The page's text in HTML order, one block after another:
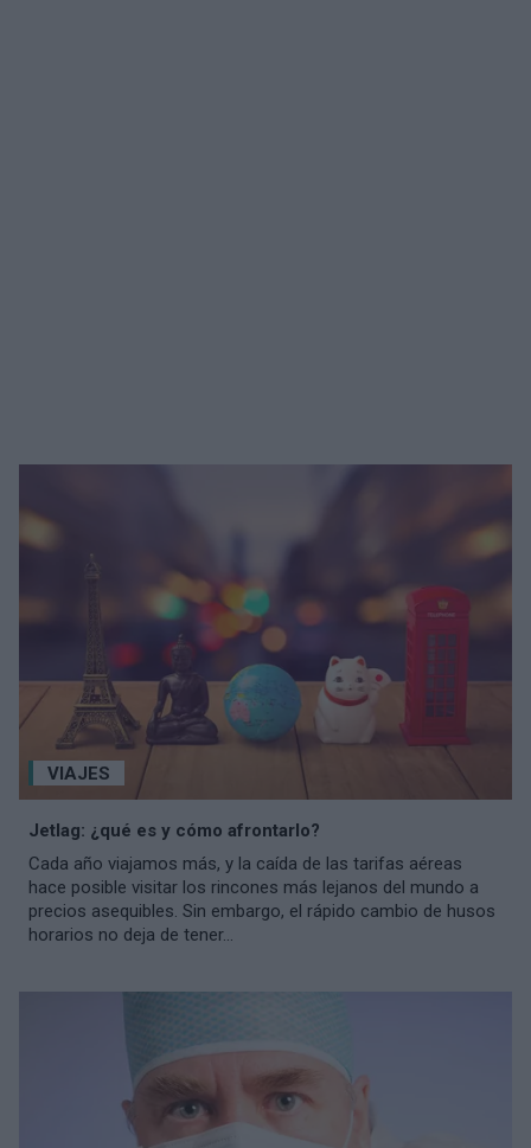
VIAJES
Jetlag: ¿qué es y cómo afrontarlo?
Cada año viajamos más, y la caída de las tarifas aéreas
hace posible visitar los rincones más lejanos del mundo a
precios asequibles. Sin embargo, el rápido cambio de husos
horarios no deja de tener...